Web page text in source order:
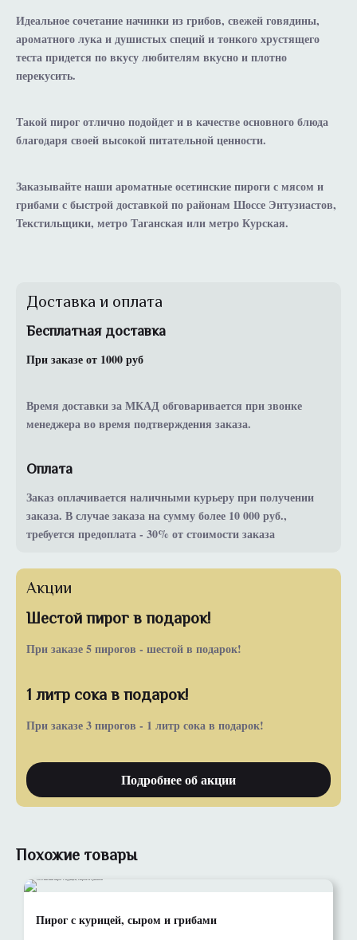
Идеальное сочетание начинки из грибов, свежей говядины,
ароматного лука и душистых специй и тонкого хрустящего
теста придется по вкусу любителям вкусно и плотно
перекусить.
Такой пирог отлично подойдет и в качестве основного блюда
благодаря своей высокой питательной ценности.
Заказывайте наши ароматные осетинские пироги с мясом и
грибами с быстрой доставкой по районам Шоссе Энтузиастов,
Текстильщики, метро Таганская или метро Курская.
Доставка и оплата
Бесплатная доставка
При заказе от 1000 руб
Время доставки за МКАД обговаривается при звонке
менеджера во время подтверждения заказа.
Оплата
Заказ оплачивается наличными курьеру при получении
заказа. В случае заказа на сумму более 10 000 руб.,
требуется предоплата - 30% от стоимости заказа
Акции
Шестой пирог в подарок!
При заказе 5 пирогов - шестой в подарок!
1 литр сока в подарок!
При заказе 3 пирогов - 1 литр сока в подарок!
Подробнее об акции
Похожие товары
Пирог с курицей, сыром и грибами